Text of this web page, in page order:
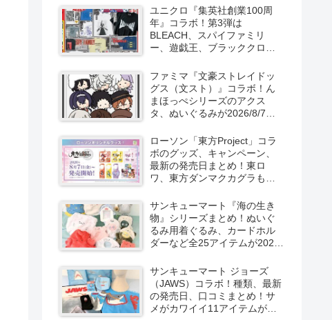
より新発売！第2弾は限定チョ
コレートなどが2026年10月？
再販売は？
ユニクロ『集英社創業100周
年』コラボ！第3弾は
BLEACH、スパイファミリ
ー、遊戯王、ブラッククロー
の半袖Tシャツが2026/8/7より
新発売！
ファミマ『文豪ストレイドッ
グス（文スト）』コラボ！ん
まほっぺシリーズのアクス
タ、ぬいぐるみが2026/8/7～
ローソン「東方Project」コラ
ボのグッズ、キャンペーン、
最新の発売日まとめ！東ロ
ワ、東方ダンマクカグラも！
LostWordのプラモ風アクキ
ー、カラビナ、クリアファイ
ルが2026/8/7より新発売！
サンキューマート『海の生き
物』シリーズまとめ！ぬいぐ
るみ用着ぐるみ、カードホル
ダーなど全25アイテムが2026
コミ！
サンキューマート ジョーズ
（JAWS）コラボ！種類、最新
の発売日、口コミまとめ！サ
メがカワイイ11アイテムが